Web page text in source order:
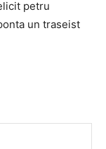
petru
un traseist